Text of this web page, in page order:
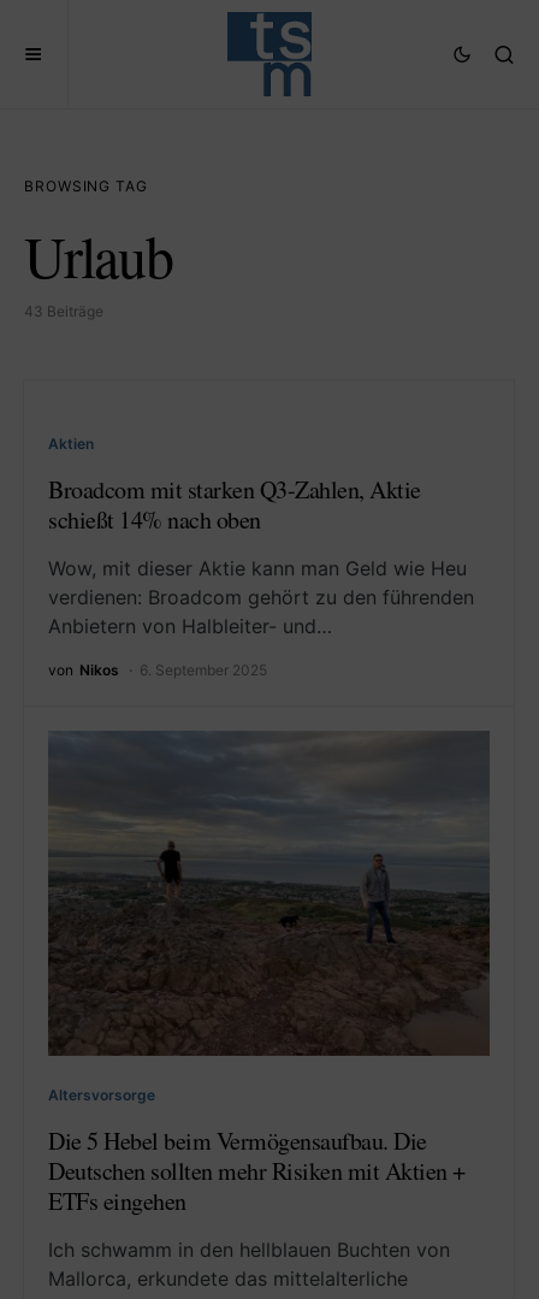
BROWSING TAG
Urlaub
43 Beiträge
Aktien
Broadcom mit starken Q3-Zahlen, Aktie
schießt 14% nach oben
Wow, mit dieser Aktie kann man Geld wie Heu
verdienen: Broadcom gehört zu den führenden
Anbietern von Halbleiter- und…
von Nikos 6. September 2025
Altersvorsorge
Die 5 Hebel beim Vermögensaufbau. Die
Deutschen sollten mehr Risiken mit Aktien +
ETFs eingehen
Ich schwamm in den hellblauen Buchten von
Mallorca, erkundete das mittelalterliche